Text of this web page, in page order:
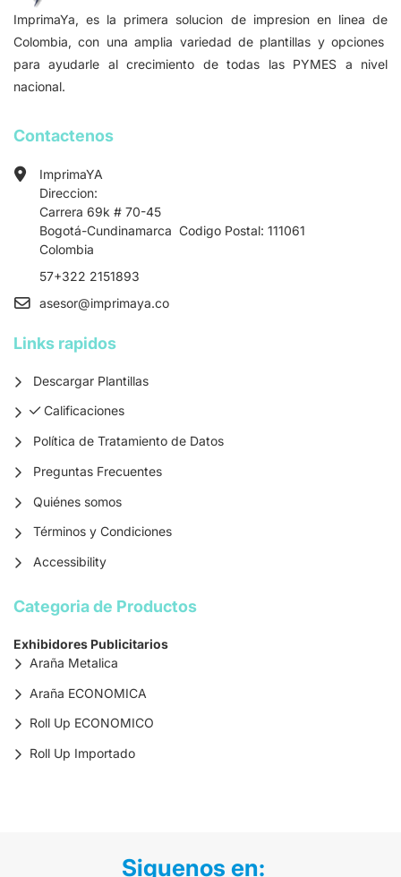
ImprimaYa, es la primera solucion de impresion en linea de
Colombia, con una amplia variedad de plantillas y opciones
para ayudarle al crecimiento de todas las PYMES a nivel
nacional.
Contactenos
ImprimaYA
Direccion:
Carrera 69k # 70-45
Bogotá-Cundinamarca Codigo Postal: 111061
Colombia
57+322 2151893
asesor@imprimaya.co
Links rapidos
Descargar Plantillas
Calificaciones
Calificaciones
Política de Tratamiento de Datos
Preguntas Frecuentes
Quiénes somos
Términos y Condiciones
Accessibility
Categoria de Productos
Exhibidores Publicitarios
Araña Metalica
Araña ECONOMICA
Roll Up ECONOMICO
Roll Up Importado
Siguenos en: